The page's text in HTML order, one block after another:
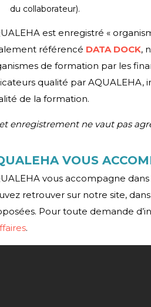
du collaborateur).
est enregistré «
référencé DATA DOCK,
de formation par les
qualité par AQUALEHA,
de la formation.
enregistrement ne vaut pas
VOUS
vous accompagne
retrouver sur notre site,
Pour toute demande
.